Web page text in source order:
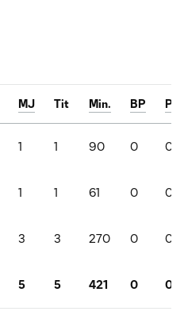
MJ Tit Min. BP
1 1 90 0 0
1 1 61 0 0
3 3 270 0 0
5 5 421 0 0